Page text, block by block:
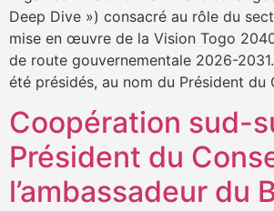
Deep Dive ») consacré au rôle du
mise en œuvre de la Vision Togo
de route gouvernementale 2026-
été présidés, au nom du Président du
Coopération sud-
Président du
l’ambassadeur du